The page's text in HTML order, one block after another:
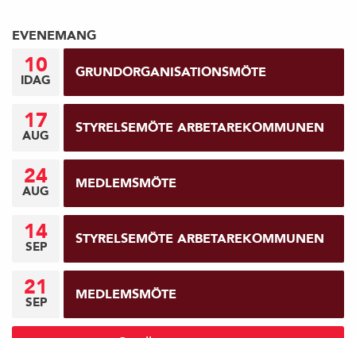
r
e
å
e
d
EVENEMANG
10
IDAG GRUNDORGANISATIONSMÖTE
17
AUG STYRELSEMÖTE ARBETAREKOMMUNEN
24
AUG MEDLEMSMÖTE
14
SEP STYRELSEMÖTE ARBETAREKOMMUNEN
21
SEP MEDLEMSMÖTE